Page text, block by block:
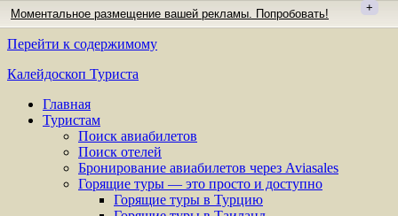
Моментальное размещение вашей рекламы. Попробовать! +
Перейти к содержимому
Калейдоскоп Туриста
Главная
Туристам
Поиск авиабилетов
Поиск отелей
Бронирование авиабилетов через Aviasales
Горящие туры — это просто и доступно
Горящие туры в Турцию